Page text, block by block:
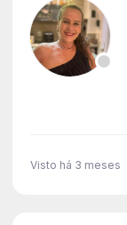
Visto há 3 meses